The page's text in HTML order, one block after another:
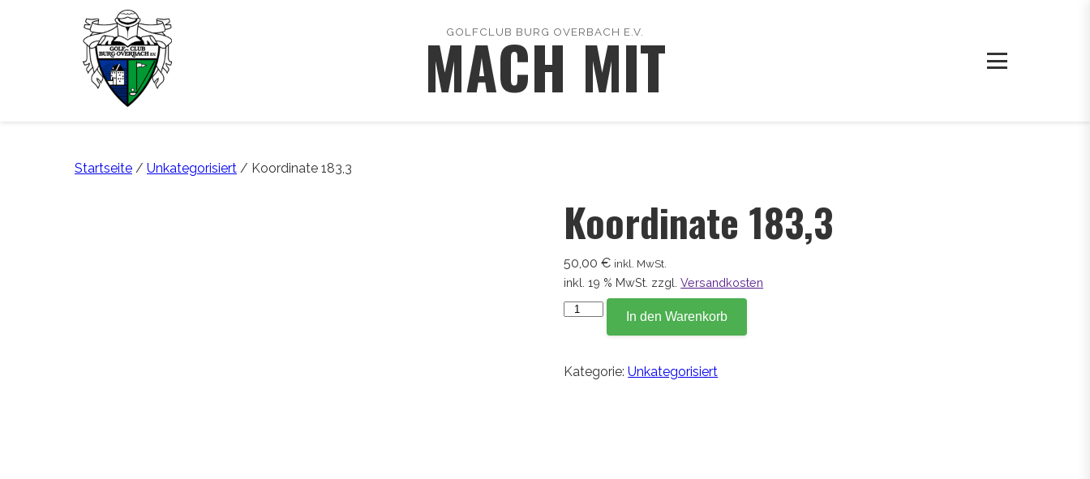
GOLFCLUB BURG OVERBACH E.V.
MACH MIT
Startseite / Unkategorisiert / Koordinate 183,3
Koordinate 183,3
50,00€ inkl. MwSt.
inkl. 19 % MwSt. zzgl.Versandkosten
Koordinate
In den Warenkorb
Kategorie:Unkategorisiert